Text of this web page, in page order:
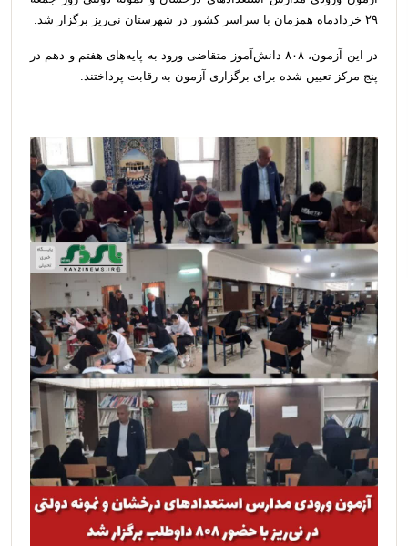
۲۹ خردادماه همزمان با سراسر کشور در شهرستان نی‌ریز برگزار شد.
در این آزمون، ۸۰۸ دانش‌آموز متقاضی ورود به پایه‌های هفتم و دهم در
پنج مرکز تعیین شده برای برگزاری آزمون به رقابت پرداختند.